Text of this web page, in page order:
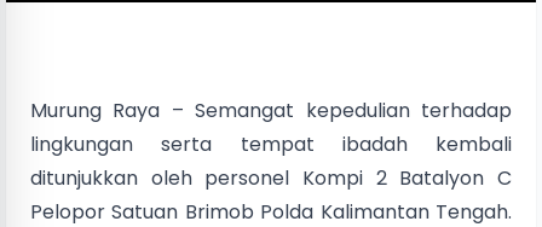
Murung Raya – Semangat kepedulian terhadap
lingkungan serta tempat ibadah kembali
ditunjukkan oleh personel Kompi 2 Batalyon C
Pelopor Satuan Brimob Polda Kalimantan Tengah.